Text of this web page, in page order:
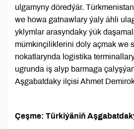
ulgamyny döredýär.
we howa gatnawlary ýaly ähli
yklymlar arasyndaky ýük
mümkinçiliklerini doly açmak we
nokatlarynda logistika
ugrunda iş alyp barmaga
Aşgabatdaky ilçisi Ahmet
Çeşme: Türkiýäniň